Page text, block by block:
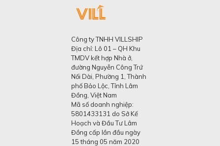
Công ty TNHH VILLSHIP
Địa chỉ: Lô 01 – QH Khu
TMDV kết hợp Nhà ở,
đường Nguyễn Công Trứ
Nối Dài, Phường 1, Thành
phố Bảo Lộc, Tỉnh Lâm
Đồng, Việt Nam
Mã số doanh nghiệp:
5801433131 do Sở Kế
Hoạch và Đầu Tư Lâm
Đồng cấp lần đầu ngày
15 tháng 05 năm 2020